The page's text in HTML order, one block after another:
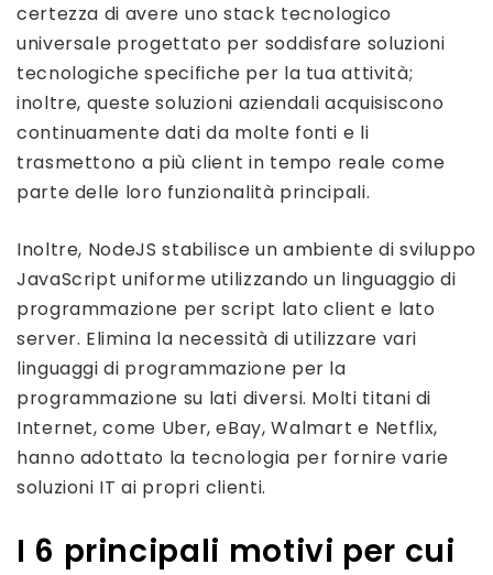
certezza di avere uno stack tecnologico
universale progettato per soddisfare soluzioni
tecnologiche specifiche per la tua attività;
inoltre, queste soluzioni aziendali acquisiscono
continuamente dati da molte fonti e li
trasmettono a più client in tempo reale come
parte delle loro funzionalità principali.
Inoltre, NodeJS stabilisce un ambiente di sviluppo
JavaScript uniforme utilizzando un linguaggio di
programmazione per script lato client e lato
server. Elimina la necessità di utilizzare vari
linguaggi di programmazione per la
programmazione su lati diversi. Molti titani di
Internet, come Uber, eBay, Walmart e Netflix,
hanno adottato la tecnologia per fornire varie
soluzioni IT ai propri clienti.
I 6 principali motivi per cui